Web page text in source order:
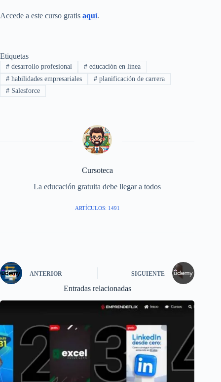
Accede a este curso gratis aquí.
Etiquetas
#desarrollo profesional #educación en línea
#habilidades empresariales #planificación de carrera
#Salesforce
Cursoteca
La educación gratuita debe llegar a todos
ARTÍCULOS: 1491
ANTERIOR SIGUIENTE
Entradas relacionadas